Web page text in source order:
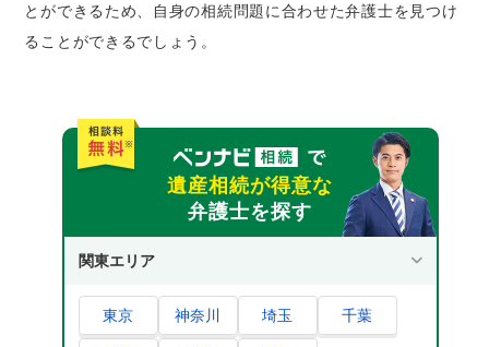
とができるため、自身の相続問題に合わせた弁護士を見つけ
ることができるでしょう。
遺産相続が得意な
弁護士を探す
関東エリア
東京 神奈川 埼玉 千葉